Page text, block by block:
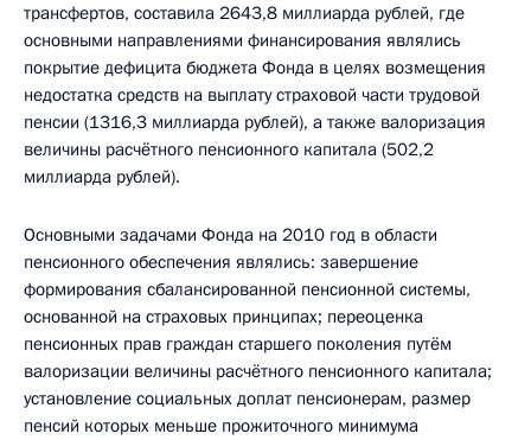
трансфертов, составила 2643,8 миллиарда рублей, где
основными направлениями финансирования являлись
покрытие дефицита бюджета Фонда в целях возмещения
недостатка средств на выплату страховой части трудовой
пенсии (1316,3 миллиарда рублей), а также валоризация
величины расчётного пенсионного капитала (502,2
миллиарда рублей).
Основными задачами Фонда на 2010 год в области
пенсионного обеспечения являлись: завершение
формирования сбалансированной пенсионной системы,
основанной на страховых принципах; переоценка
пенсионных прав граждан старшего поколения путём
валоризации величины расчётного пенсионного капитала;
установление социальных доплат пенсионерам, размер
пенсий которых меньше прожиточного минимума